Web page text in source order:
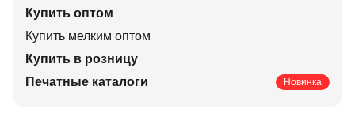
Купить оптом
Купить мелким оптом
Купить в розницу
Печатные каталоги
Новинка